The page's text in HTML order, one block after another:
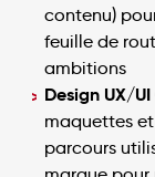
contenu)
feuille de
ambitions
Design UX/
maquettes
parcours